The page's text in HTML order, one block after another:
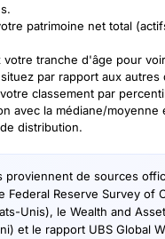
patrimoine net total
votre tranche d'âge pour
par rapport aux autres
classement par
avec la médiane/moyenne
distribution.
proviennent de sources
Federal Reserve Survey of
Unis), le Wealth and
et le rapport UBS Global